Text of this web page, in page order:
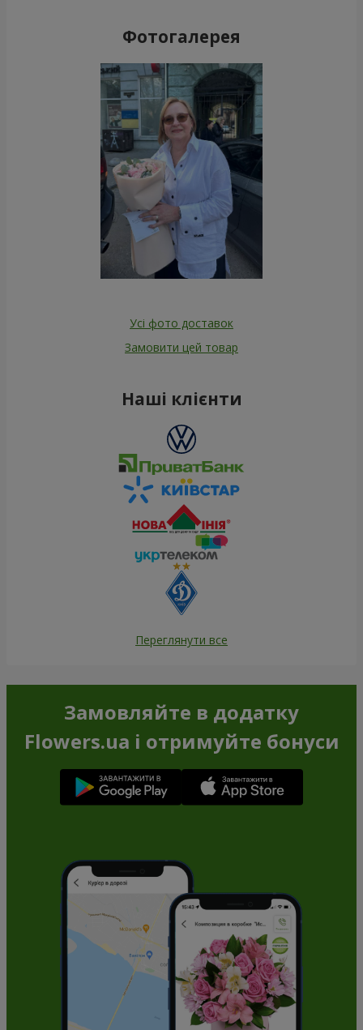
Фотогалерея
Усі фото доставок
Замовити цей товар
Наші клієнти
Переглянути все
Замовляйте в додатку
Flowers.ua і отримуйте бонуси